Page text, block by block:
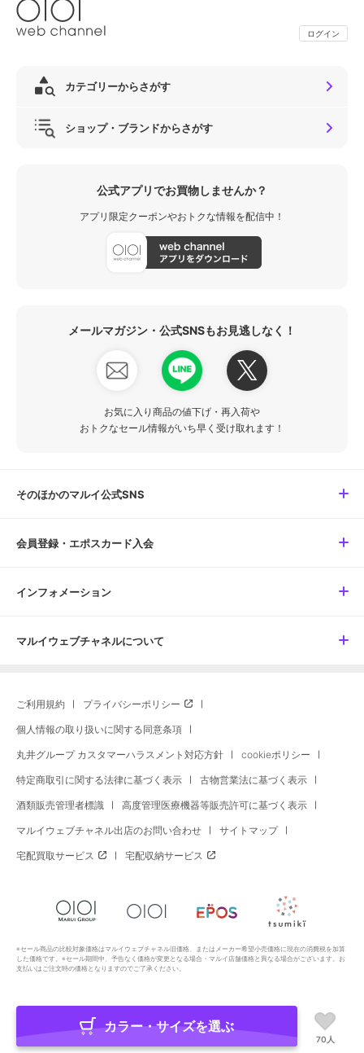
ログイン
カテゴリーからさがす
ショップ・ブランドからさがす
公式アプリでお買物しませんか？
アプリ限定クーポンやおトクな情報を配信中！
メールマガジン・公式SNSもお見逃しなく！
お気に入り商品の値下げ・再入荷や
おトクなセール情報がいち早く受け取れます！
そのほかのマルイ公式SNS
会員登録・エポスカード入会
インフォメーション
マルイウェブチャネルについて
ご利用規約 プライバシーポリシー
個人情報の取り扱いに関する同意条項
丸井グループ カスタマーハラスメント対応方針 cookieポリシー
特定商取引に関する法律に基づく表示 古物営業法に基づく表示
酒類販売管理者標識 高度管理医療機器等販売許可に基づく表示
マルイウェブチャネル出店のお問い合わせ サイトマップ
宅配買取サービス 宅配収納サービス
※セール商品の比較対象価格はマルイウェブチャネル旧価格、またはメーカー希望小売価格に現在の消費税を加算
した価格です。※セール期間中、予告なく価格が変更となる場合・マルイ店舗価格と異なる場合がございます。お
支払いはご注文時の価格となりますのでご了承ください。
Copyright All Rights Reserved. MARUI Co., Ltd
カラー・サイズを選ぶ
70人